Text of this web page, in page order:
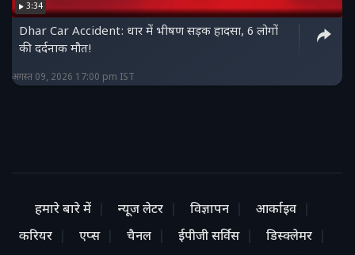
3:34
Dhar Car Accident: धार में भीषण सड़क हादसा, 6 लोगों
की दर्दनाक मौत!
अगस्त 09, 2026 17:00 pm IST
हमारे बारे में न्यूज लेटर विज्ञापन
आर्काइव
करियर
एप्स चैनल ईपीजी सर्विस
डिस्क्लेमर